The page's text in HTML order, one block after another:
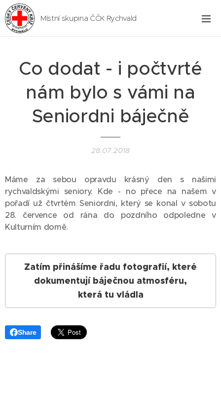
Místní skupina ČČK Rychvald
Co dodat - i počtvrté
nám bylo s vámi na
Seniordni báječně
28.07.2018
Máme za sebou opravdu krásný den s našimi
rychvaldskými seniory. Kde - no přece na našem v
pořadí už čtvrtém Seniordni, který se konal v sobotu
28. července od rána do pozdního odpoledne v
Kulturním domě.
Zatím přinášíme řadu fotografií, které
dokumentují báječnou atmosféru,
která tu vládla
Share